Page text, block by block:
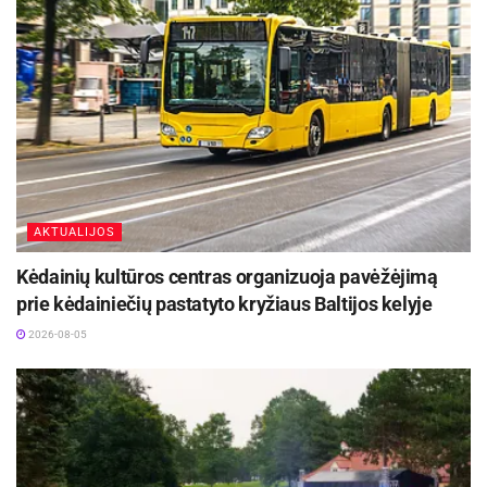
Aktualios naujienos
Iki dešimtadalio skubiosios medicinos pagalbos
paslaugų galės būti suteiktos išplėstinės
praktikos slaugytojų
2026-08-06
Rugpjūčio 11-ąją Utenoje vyks nacionalinės
„Maisto banko“ civilinės saugos pratybos
2026-08-06
Legendinis paparčio žiedas
paparčio žiedo paieška. Legenda byloja, kad
papartis pražysta lygiai vidurnaktį, ir tik akimirkai.
Tas, kuriam pavyksta jį rasti, įgyja visažinystės
dovaną: supranta gyvūnų ir augalų kalbą, gali
AKTUALIJOS
Kėdainių kultūros centras organizuoja pavėžėjimą
prie kėdainiečių pastatyto kryžiaus Baltijos kelyje
2026-08-05